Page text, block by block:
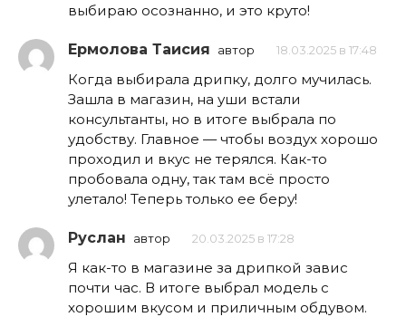
выбираю осознанно, и это круто!
Ермолова Таисия автор 18.03.2025 в 17:48
Когда выбирала дрипку, долго мучилась.
Зашла в магазин, на уши встали
консультанты, но в итоге выбрала по
удобству. Главное — чтобы воздух хорошо
проходил и вкус не терялся. Как-то
пробовала одну, так там всё просто
улетало! Теперь только ее беру!
Руслан автор 20.03.2025 в 17:28
Я как-то в магазине за дрипкой завис
почти час. В итоге выбрал модель с
хорошим вкусом и приличным обдувом.